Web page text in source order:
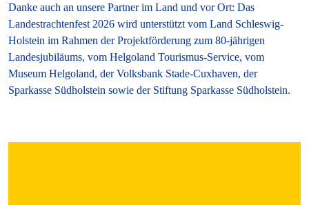
Danke auch an unsere Partner im Land und vor Ort: Das
Landestrachtenfest 2026 wird unterstützt vom Land Schleswig-
Holstein im Rahmen der Projektförderung zum 80-jährigen
Landesjubiläums, vom Helgoland Tourismus-Service, vom
Museum Helgoland, der Volksbank Stade-Cuxhaven, der
Sparkasse Südholstein sowie der Stiftung Sparkasse Südholstein.